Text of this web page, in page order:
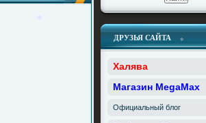
ДРУЗЬЯ САЙТА
Халява
Магазин MegaMax
Официальный блог